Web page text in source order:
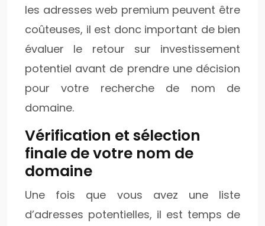
les adresses web premium peuvent être
coûteuses, il est donc important de bien
évaluer le retour sur investissement
potentiel avant de prendre une décision
pour votre recherche de nom de
domaine.
Vérification et sélection
finale de votre nom de
domaine
Une fois que vous avez une liste
d’adresses potentielles, il est temps de